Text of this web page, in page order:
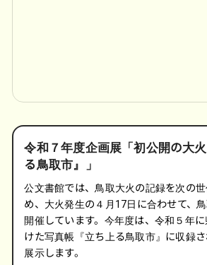
令和７年度企画展「初公開の大
る鳥取市』」
公文書館では、鳥取大火の記録を次の
め、大火発生の４月17日に合わせて、
開催しています。今年度は、令和５年
けた写真帳『立ち上る鳥取市』に収録
展示します。